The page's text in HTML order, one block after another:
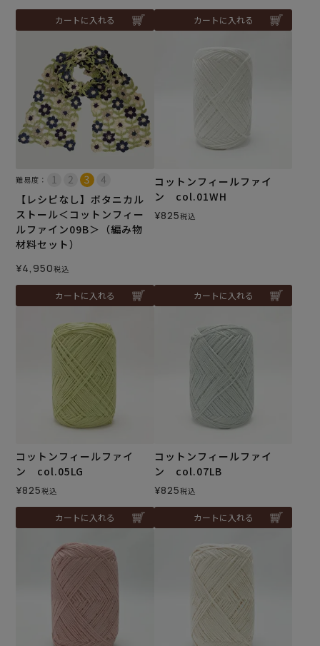
カートに入れる カートに入れる
難易度：
【レシピなし】ボタニカル
ストール＜コットンフィー
ルファイン09B＞（編み物
材料セット）
¥4,950税込
カートに入れる
コットンフィールファイ
ン col.01WH
¥825税込
カートに入れる
コットンフィールファイ
ン col.05LG
¥825税込
カートに入れる
コットンフィールファイ
ン col.07LB
¥825税込
カートに入れる